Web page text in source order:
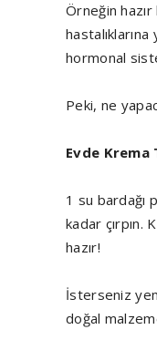
Örneğin
hormonal
Peki, ne
Evde Krema
1 su bardağı
kadar çırpın.
hazır!
İsterseniz
doğal